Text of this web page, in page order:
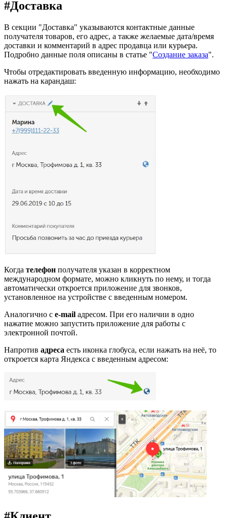
#Доставка
В секции "Доставка" указываются контактные данные
получателя товаров, его адрес, а также желаемые дата/время
доставки и комментарий в адрес продавца или курьера.
Подробно данные поля описаны в статье "Создание заказа".
Чтобы отредактировать введенную информацию, необходимо
нажать на карандаш:
Когда телефон получателя указан в корректном
международном формате, можно кликнуть по нему, и тогда
автоматически откроется приложение для звонков,
установленное на устройстве с введенным номером.
Аналогично с e-mail адресом. При его наличии в одно
нажатие можно запустить приложение для работы с
электронной почтой.
Напротив адреса есть иконка глобуса, если нажать на неё, то
откроется карта Яндекса с введенным адресом: